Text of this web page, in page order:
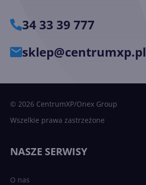
34 33 39 777
sklep@centrumxp.pl
© 2026 CentrumXP/Onex Group
Wszelkie prawa zastrzeżone
NASZE SERWISY
O nas